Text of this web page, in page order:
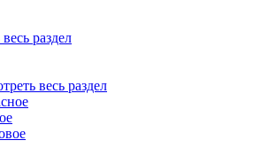
раздел
весь раздел